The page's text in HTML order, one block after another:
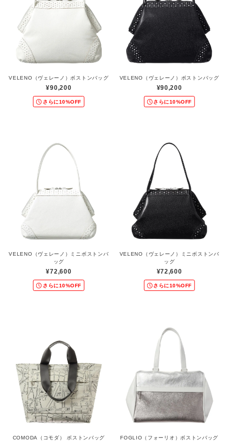
VELENO（ヴェレーノ）ボストンバッグ
¥90,200
さらに10%OFF
VELENO（ヴェレーノ）ボストンバッグ
¥90,200
さらに10%OFF
VELENO（ヴェレーノ）ミニボストンバ
ッグ
¥72,600
さらに10%OFF
VELENO（ヴェレーノ）ミニボストンバ
ッグ
¥72,600
さらに10%OFF
COMODA（コモダ） ボストンバッグ FOGLIO（フォーリオ）ボストンバッグ